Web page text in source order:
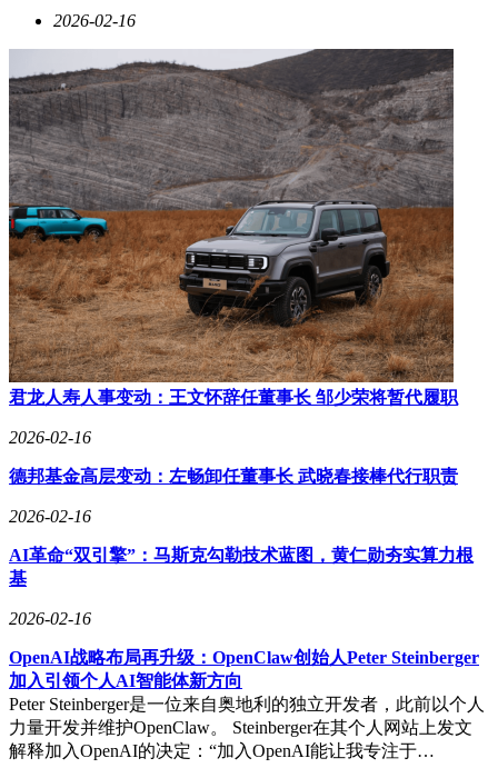
2026-02-16
君龙人寿人事变动：王文怀辞任董事长 邹少荣将暂代履职
2026-02-16
德邦基金高层变动：左畅卸任董事长 武晓春接棒代行职责
2026-02-16
AI革命“双引擎”：马斯克勾勒技术蓝图，黄仁勋夯实算力根
基
2026-02-16
OpenAI战略布局再升级：OpenClaw创始人Peter Steinberger
加入引领个人AI智能体新方向
Peter Steinberger是一位来自奥地利的独立开发者，此前以个人
力量开发并维护OpenClaw。 Steinberger在其个人网站上发文
解释加入OpenAI的决定：“加入OpenAI能让我专注于…